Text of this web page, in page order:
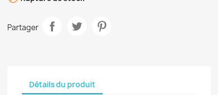
Partager
Détails du produit